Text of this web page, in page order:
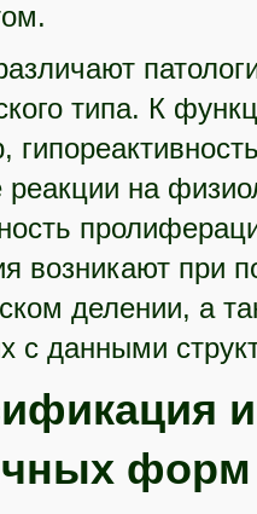
типа. К
реакции на
возникают при
делении, а
с данными
форм